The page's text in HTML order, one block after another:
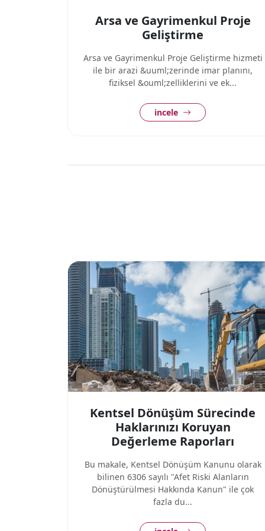
Arsa ve Gayrimenkul Proje
Geliştirme
Arsa ve Gayrimenkul Proje Geliştirme hizmeti
ile bir arazi &uuml;zerinde imar planını,
fiziksel &ouml;zelliklerini ve ek...
incele
Kentsel Dönüşüm Sürecinde
Haklarınızı Koruyan
Değerleme Raporları
Bu makale, Kentsel Dönüşüm Kanunu olarak
bilinen 6306 sayılı "Afet Riski Alanların
Dönüştürülmesi Hakkında Kanun" ile çok
fazla du...